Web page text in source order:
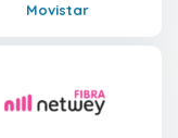
Movistar